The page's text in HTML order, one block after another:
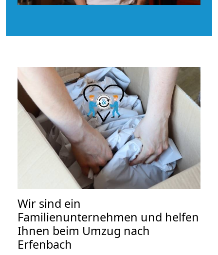
Wir sind ein
Familienunternehmen und helfen
Ihnen beim Umzug nach
Erfenbach